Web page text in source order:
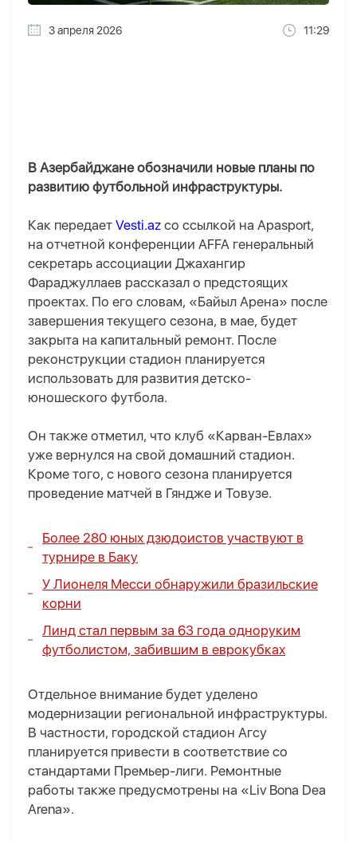
3 апреля 2026 11:29
В Азербайджане обозначили новые планы по
развитию футбольной инфраструктуры.
Как передает Vesti.az со ссылкой на Apasport,
на отчетной конференции AFFA генеральный
секретарь ассоциации Джахангир
Фараджуллаев рассказал о предстоящих
проектах. По его словам, «Байыл Арена» после
завершения текущего сезона, в мае, будет
закрыта на капитальный ремонт. После
реконструкции стадион планируется
использовать для развития детско-
юношеского футбола.
Он также отметил, что клуб «Карван-Евлах»
уже вернулся на свой домашний стадион.
Кроме того, с нового сезона планируется
проведение матчей в Гяндже и Товузе.
Более 280 юных дзюдоистов участвуют в
турнире в Баку
У Лионеля Месси обнаружили бразильские
корни
Линд стал первым за 63 года одноруким
футболистом, забившим в еврокубках
Отдельное внимание будет уделено
модернизации региональной инфраструктуры.
В частности, городской стадион Агсу
планируется привести в соответствие со
стандартами Премьер-лиги. Ремонтные
работы также предусмотрены на «Liv Bona Dea
Arena».